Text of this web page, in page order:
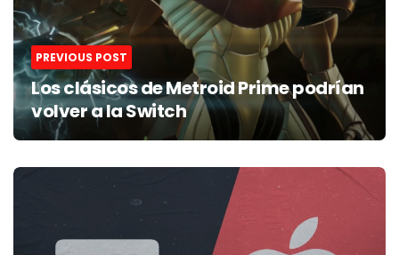
PREVIOUS POST
Los clásicos de Metroid Prime podrían
volver a la Switch